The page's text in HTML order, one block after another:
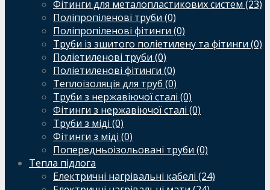
Фітинги для металопластикових систем (23)
Поліпропіленові труби (0)
Поліпропіленові фітинги (0)
Труби із зшитого поліетилену та фітинги (0)
Поліетиленові труби (0)
Поліетиленові фітинги (0)
Теплоізоляція для труб (0)
Труби з нержавіючої сталі (0)
Фітинги з нержавіючої сталі (0)
Труби з міді (0)
Фітинги з міді (0)
Попередньоізольовані труби (0)
Тепла підлога
Електричні нагрівальні кабелі (24)